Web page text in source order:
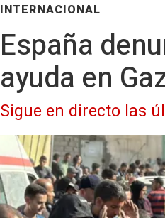
INTERNACIONAL
España
ayuda en
Sigue en directo las